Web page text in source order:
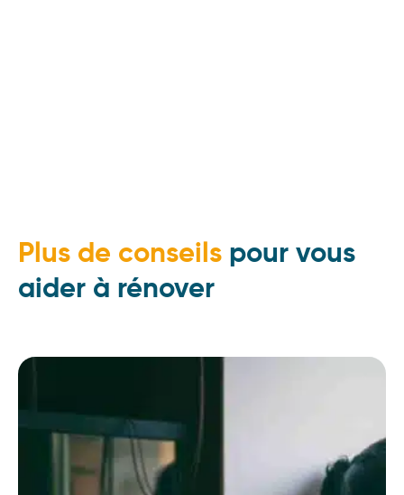
Plus de conseils pour vous
aider à rénover